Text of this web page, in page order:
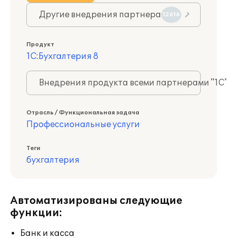
Другие внедрения партнера 12616
Продукт
1С:Бухгалтерия 8
Внедрения продукта всеми партнерами
Отрасль / Функциональная задача
Профессиональные услуги
Теги
бухгалтерия
Автоматизированы следующие
функции:
Банк и касса